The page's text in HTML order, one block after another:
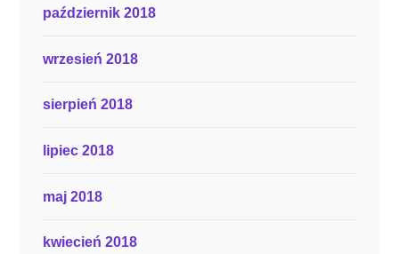
październik 2018
wrzesień 2018
sierpień 2018
lipiec 2018
maj 2018
kwiecień 2018